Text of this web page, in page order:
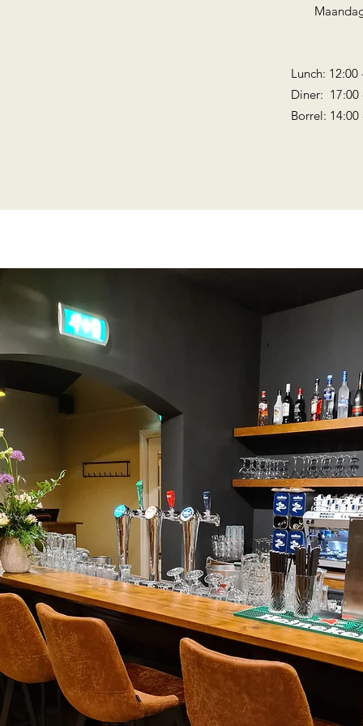
Lunch: 12:00
Diner: 17:00
Borrel: